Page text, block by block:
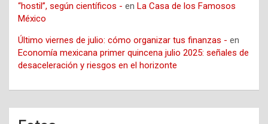
“hostil”, según científicos - en La Casa de los Famosos
México
Último viernes de julio: cómo organizar tus finanzas - en
Economía mexicana primer quincena julio 2025: señales de
desaceleración y riesgos en el horizonte